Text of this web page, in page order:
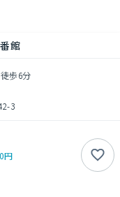
館
歩6分
3
円